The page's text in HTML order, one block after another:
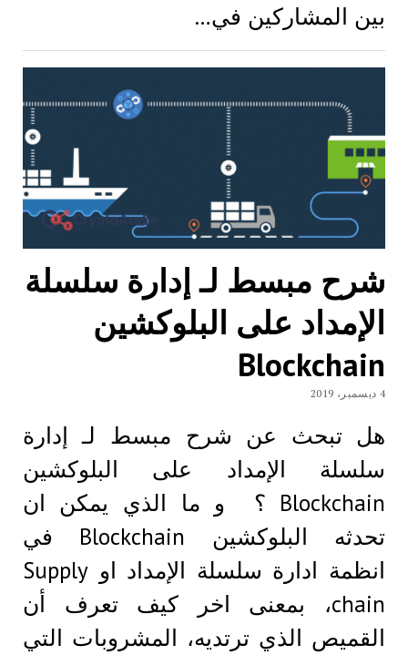
بين المشاركين في…
شرح مبسط لـ إدارة سلسلة
الإمداد على البلوكشين
Blockchain
4 ديسمبر، 2019
هل تبحث عن شرح مبسط لـ إدارة
سلسلة الإمداد على البلوكشين
Blockchain ؟ و ما الذي يمكن ان
تحدثه البلوكشين Blockchain في
انظمة ادارة سلسلة الإمداد او Supply
chain، بمعنى اخر كيف تعرف أن
القميص الذي ترتديه، المشروبات التي